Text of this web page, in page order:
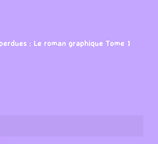
: Le roman graphique Tome 1